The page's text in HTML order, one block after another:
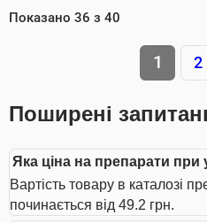
Показано 36 з 40
1 2
Поширені
Яка ціна на препарати при
Вартість товару в каталозі
починається від 49.2 грн.